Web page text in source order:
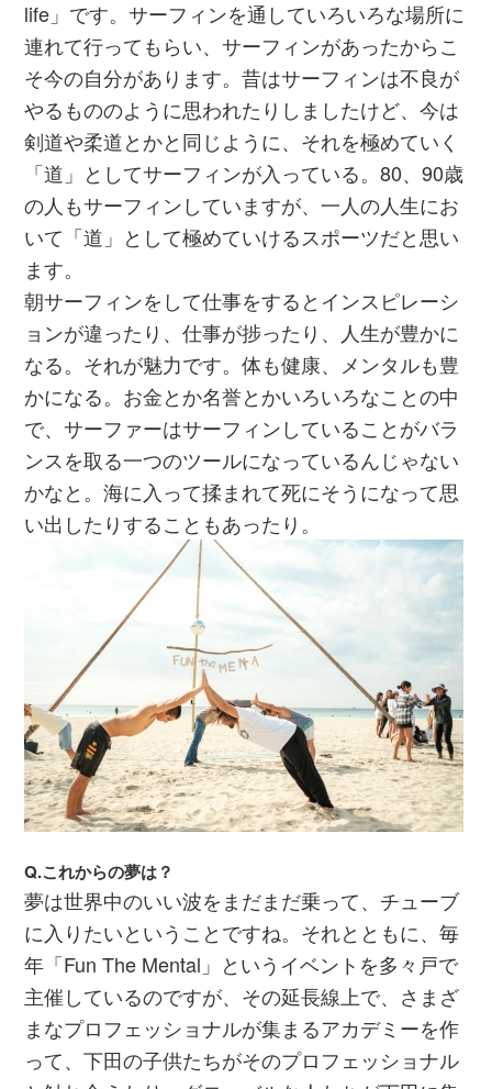
life」です。サーフィンを通していろいろな場所に
連れて行ってもらい、サーフィンがあったからこ
そ今の自分があります。昔はサーフィンは不良が
やるもののように思われたりしましたけど、今は
剣道や柔道とかと同じように、それを極めていく
「道」としてサーフィンが入っている。80、90歳
の人もサーフィンしていますが、一人の人生にお
いて「道」として極めていけるスポーツだと思い
ます。
朝サーフィンをして仕事をするとインスピレーシ
ョンが違ったり、仕事が捗ったり、人生が豊かに
なる。それが魅力です。体も健康、メンタルも豊
かになる。お金とか名誉とかいろいろなことの中
で、サーファーはサーフィンしていることがバラ
ンスを取る一つのツールになっているんじゃない
かなと。海に入って揉まれて死にそうになって思
い出したりすることもあったり。
Q.これからの夢は？
夢は世界中のいい波をまだまだ乗って、チューブ
に入りたいということですね。それとともに、毎
年「Fun The Mental」というイベントを多々戸で
主催しているのですが、その延長線上で、さまざ
まなプロフェッショナルが集まるアカデミーを作
って、下田の子供たちがそのプロフェッショナル